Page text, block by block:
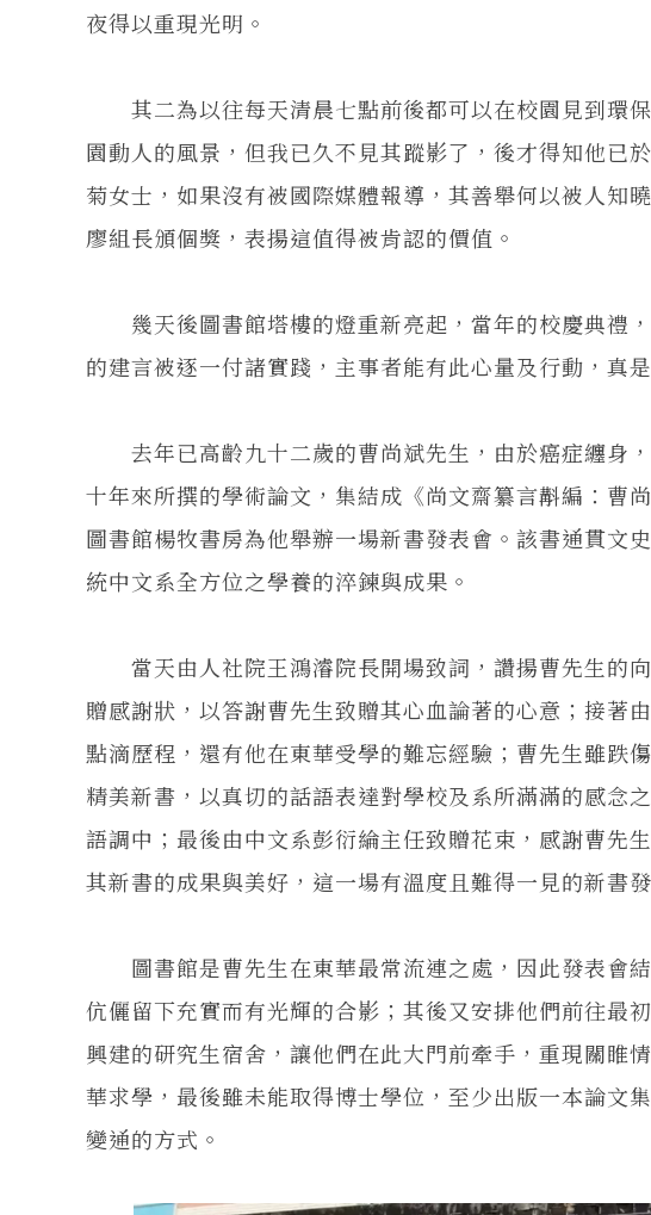
夜得以重現光明。
其二為以往每天清晨七點前後都可以在校園見到環
園動人的風景，但我已久不見其蹤影了，後才得知他已
菊女士，如果沒有被國際媒體報導，其善舉何以被人知
廖組長頒個獎，表揚這值得被肯認的價值。
幾天後圖書館塔樓的燈重新亮起，當年的校慶典禮
的建言被逐一付諸實踐，主事者能有此心量及行動，真
去年已高齡九十二歲的曹尚斌先生，由於癌症纏身
十年來所撰的學術論文，集結成《尚文齋纂言斠編：曹
圖書館楊牧書房為他舉辦一場新書發表會。該書通貫文
統中文系全方位之學養的淬鍊與成果。
當天由人社院王鴻濬院長開場致詞，讚揚曹先生的
贈感謝狀，以答謝曹先生致贈其心血論著的心意；接著
點滴歷程，還有他在東華受學的難忘經驗；曹先生雖跌
精美新書，以真切的話語表達對學校及系所滿滿的感念
語調中；最後由中文系彭衍綸主任致贈花束，感謝曹先
其新書的成果與美好，這一場有溫度且難得一見的新書
圖書館是曹先生在東華最常流連之處，因此發表會
伉儷留下充實而有光輝的合影；其後又安排他們前往最
興建的研究生宿舍，讓他們在此大門前牽手，重現關睢
華求學，最後雖未能取得博士學位，至少出版一本論文
變通的方式。